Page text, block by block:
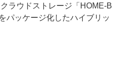
ラウドストレージ「HOME-B
パッケージ化したハイブリッ